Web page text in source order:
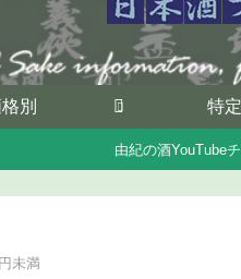
別 特
由紀の酒YouTube
未満